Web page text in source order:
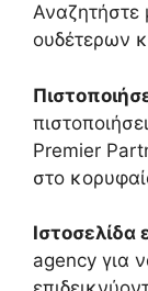
Αναζητήστε
ουδέτερων
Premier
στο
Ιστοσελίδα
agency για